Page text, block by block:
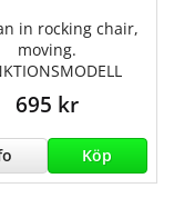
in rocking chair,
moving.
695 kr
Köp